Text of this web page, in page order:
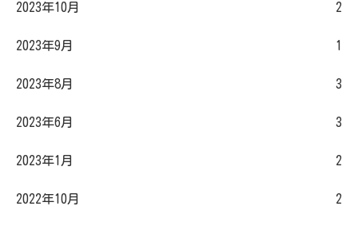
2023年10月 2
2023年9月 1
2023年8月 3
2023年6月 3
2023年1月 2
2022年10月 2